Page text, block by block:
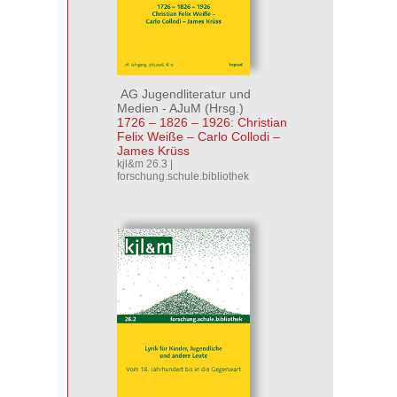
AG Jugendliteratur und
Medien - AJuM (Hrsg.)
1726 – 1826 – 1926: Christian
Felix Weiße – Carlo Collodi –
James Krüss
kjl&m 26.3 |
forschung.schule.bibliothek